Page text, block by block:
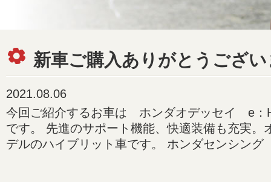
新車ご購入ありがとうござ
2021.08.06
今回ご紹介するお車は ホンダオデッセイ e：
です。 先進のサポート機能、快適装備も充実。
デルのハイブリット車です。 ホンダセンシング